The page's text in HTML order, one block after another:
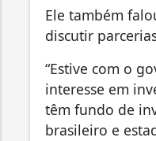
Ele também
discutir
“Estive com o
interesse em
têm fundo de
brasileiro e